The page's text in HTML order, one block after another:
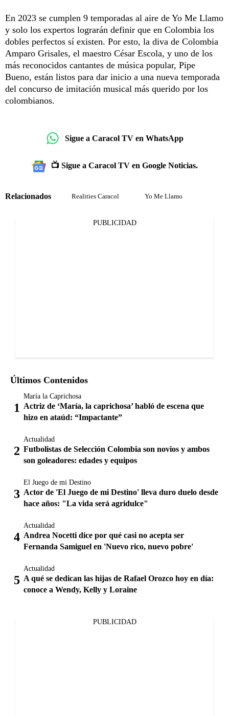
En 2023 se cumplen 9 temporadas al aire de Yo Me Llamo
y solo los expertos lograrán definir que en Colombia los
dobles perfectos sí existen. Por esto, la diva de Colombia
Amparo Grisales, el maestro César Escola, y uno de los
más reconocidos cantantes de música popular, Pipe
Bueno, están listos para dar inicio a una nueva temporada
del concurso de imitación musical más querido por los
colombianos.
Sigue a Caracol TV en WhatsApp
📺 Sigue a Caracol TV en Google Noticias.
Relacionados Realities Caracol Yo Me Llamo
PUBLICIDAD
Últimos Contenidos
María la Caprichosa
Actriz de ‘María, la caprichosa’ habló de escena que
hizo en ataúd: “Impactante”
Actualidad
Futbolistas de Selección Colombia son novios y ambos
son goleadores: edades y equipos
El Juego de mi Destino
Actor de 'El Juego de mi Destino' lleva duro duelo desde
hace años: "La vida será agridulce"
Actualidad
Andrea Nocetti dice por qué casi no acepta ser
Fernanda Samiguel en 'Nuevo rico, nuevo pobre'
Actualidad
A qué se dedican las hijas de Rafael Orozco hoy en día:
conoce a Wendy, Kelly y Loraine
PUBLICIDAD